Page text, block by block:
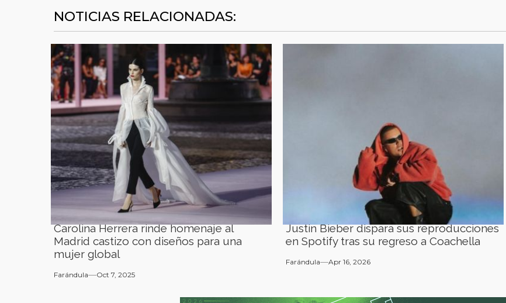
NOTICIAS RELACIONADAS:
Carolina Herrera rinde homenaje al
Madrid castizo con diseños para una
mujer global
Farándula Oct 7, 2025
Justin Bieber dispara sus reproducciones
en Spotify tras su regreso a Coachella
Farándula Apr 16, 2026